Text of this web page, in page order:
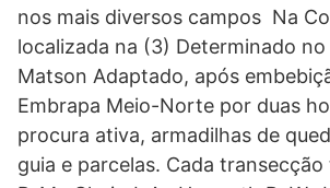
nos mais diversos campos Na
localizada na (3) Determinado
Matson Adaptado, após
Embrapa Meio-Norte por duas
procura ativa, armadilhas de
guia e parcelas. Cada